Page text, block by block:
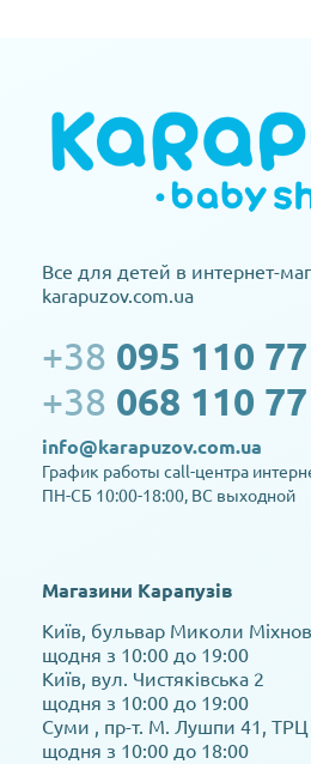
Все для детей в интернет-
karapuzov.com.ua
+38 095 110
+38 068 110
info@karapuzov.com.ua
График работы call-центра
ПН-СБ 10:00-18:00, ВС выходной
Магазини Карапузів
Київ, бульвар Миколи
щодня з 10:00 до 19:00
Київ, вул. Чистяківська 2
щодня з 10:00 до 19:00
Суми , пр-т. М. Лушпи 41, ТРЦ
щодня з 10:00 до 18:00